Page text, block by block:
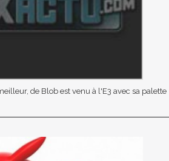
de Blob est venu à l'E3 avec sa palette